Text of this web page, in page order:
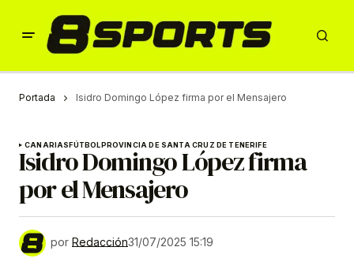
Portada Isidro Domingo López firma por el Mensajero
CANARIASFÚTBOLPROVINCIA DE SANTA CRUZ DE TENERIFE
Isidro Domingo López firma
por el Mensajero
por Redacción31/07/2025 15:19